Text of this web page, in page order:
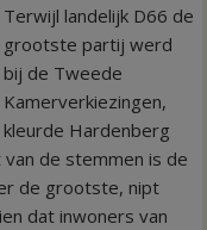
Terwijl landelijk D66 de
grootste partij werd
bij de Tweede
Kamerverkiezingen,
kleurde Hardenberg
de stemmen is de
de grootste, nipt
dat inwoners van